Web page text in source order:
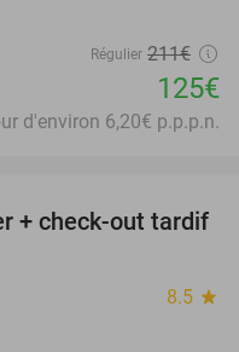
Régulier 211€
125€
d'environ 6,20€ p.p.p.n.
48%
+ check-out tardif
8.5 star